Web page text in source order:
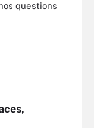
questions